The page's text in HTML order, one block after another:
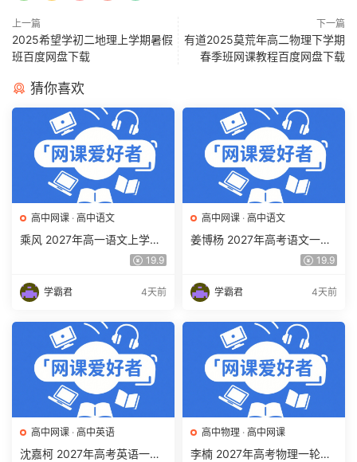
上一篇
2025希望学初二地理上学期暑假
班百度网盘下载
下一篇
有道2025莫荒年高二物理下学期
春季班网课教程百度网盘下载
猜你喜欢
高中网课 · 高中语文
乘风 2027年高一语文上学期
网课教程 高一语文 暑假班视
19.9
学霸君 4天前
高中网课 · 高中语文
姜博杨 2027年高考语文一轮
复习网课教程 高三语文 上学
下载
19.9
学霸君 4天前
高中网课 · 高中英语
沈嘉柯 2027年高考英语一轮
高中物理 · 高中网课
李楠 2027年高考物理一轮复